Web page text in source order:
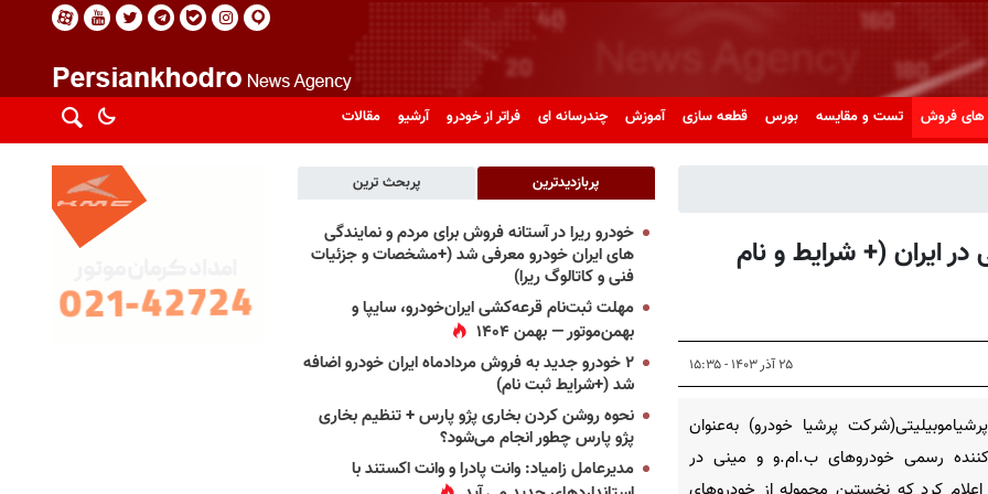
فروش تست و مقایسه بورس قطعه سازی آموزش چندرسانه ای فراتر از خودرو آرشیو مقالات
ایران (+ شرایط و نام
۲۵ آذر ۱۴۰۳ - ۱۵:۳۵
پرشیا خودرو) به‌عنوان
رسمی خودروهای ب.ام.و و مینی در
پربازدیدترین پربحث ترین
خودرو ریرا در آستانه فروش برای مردم و نمایندگی
های ایران خودرو معرفی شد (+مشخصات و جزئیات
فنی و کاتالوگ ریرا)
مهلت ثبت‌نام قرعه‌کشی ایران‌خودرو، سایپا و
بهمن‌موتور — بهمن ۱۴۰۴
۲ خودرو جدید به فروش مردادماه ایران خودرو اضافه
شد (+شرایط ثبت نام)
نحوه روشن کردن بخاری پژو پارس + تنظیم بخاری
پژو پارس چطور انجام می‌شود؟
مدیرعامل زامیاد: وانت پادرا و وانت اکستند با